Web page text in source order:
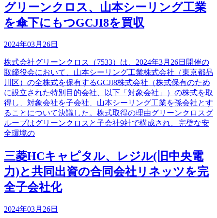
グリーンクロス、山本シーリング工業
を傘下にもつGCJI8を買収
2024年03月26日
株式会社グリーンクロス（7533）は、2024年3月26日開催の
取締役会において、山本シーリング工業株式会社（東京都品
川区）の全株式を保有するGCJI8株式会社（株式保有のため
に設立された特別目的会社、以下「対象会社」）の株式を取
得し、対象会社を子会社、山本シーリング工業を孫会社とす
ることについて決議した。株式取得の理由グリーンクロスグ
ループはグリーンクロスと子会社9社で構成され、完璧な安
全環境の
三菱HCキャピタル、レジル(旧中央電
力)と共同出資の合同会社リネッツを完
全子会社化
2024年03月26日